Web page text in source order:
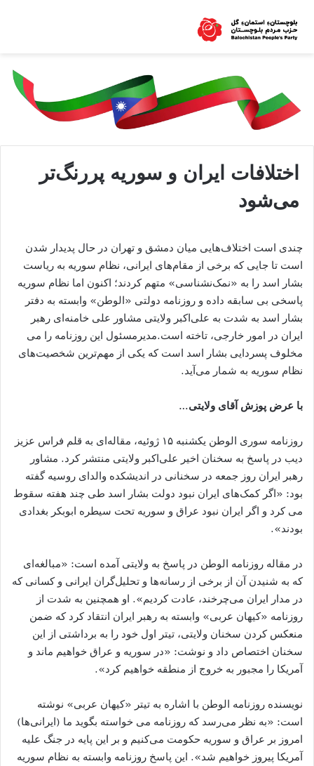
اختلافات ایران و سوریه پررنگ‌تر
می‌شود
چندی است اختلاف‌هایی میان دمشق و تهران در حال پدیدار شدن
است تا جایی که برخی از مقام‌های ایرانی، نظام سوریه به ریاست
بشار اسد را به «نمک‌نشناسی» متهم کردند؛ اکنون اما نظام سوریه
پاسخی بی‌ سابقه داده و روزنامه دولتی «الوطن» وابسته به دفتر
بشار اسد به ‌شدت به علی‌اکبر ولایتی مشاور علی خامنه‌ای رهبر
ایران در امور خارجی، تاخته است.مدیرمسئول این روزنامه را می
مخلوف پسردایی بشار اسد است که یکی از مهم‌ترین شخصیت‌های
نظام سوریه به شمار می‌آید.
با عرض پوزش آقای ولایتی…
روزنامه سوری الوطن یکشنبه ۱۵ ژوئیه، مقاله‌ای به قلم فراس عزیز
دیب در پاسخ به سخنان اخیر علی‌اکبر ولایتی منتشر کرد. مشاور
رهبر ایران روز جمعه در سخنانی در اندیشکده والدای روسیه گفته
بود: «اگر کمک‌های ایران نبود دولت بشار اسد طی چند هفته سقوط
می ‌کرد و اگر ایران نبود عراق و سوریه تحت سیطره ابوبکر بغدادی
بودند».
در مقاله روزنامه الوطن در پاسخ به ولایتی آمده است: «مبالغه‌ای
که به شنیدن آن از برخی از رسانه‌ها و تحلیل‌گران ایرانی و کسانی که
در مدار ایران می‌چرخند، عادت کردیم». او همچنین به ‌شدت از
روزنامه «کیهان عربی» وابسته به رهبر ایران انتقاد کرد که ضمن
منعکس کردن سخنان ولایتی، تیتر اول خود را به برداشتی از این
سخنان اختصاص داد و نوشت: «در سوریه و عراق خواهیم ماند و
آمریکا را مجبور به خروج از منطقه خواهیم کرد».
نویسنده روزنامه الوطن با اشاره به تیتر «کیهان عربی» نوشته
است: «به نظر می‌رسد که روزنامه می ‌خواسته بگوید ما (ایرانی‌ها)
امروز بر عراق و سوریه حکومت می‌کنیم و بر این پایه در جنگ علیه
آمریکا پیروز خواهیم شد». این پاسخ روزنامه وابسته به ‌نظام سوریه